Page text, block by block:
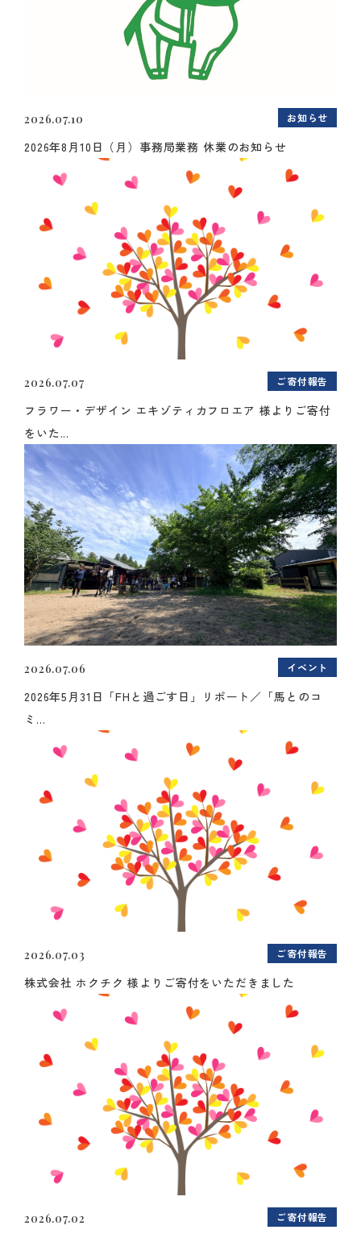
2026.07.10 お知らせ
2026年8月10日（月）事務局業務 休業のお知らせ
2026.07.07 ご寄付報告
フラワー・デザイン エキゾティカフロエア 様よりご寄付
をいた...
2026.07.06 イベント
2026年5月31日「FHと過ごす日」リポート／「馬とのコ
ミ...
2026.07.03 ご寄付報告
株式会社 ホクチク 様よりご寄付をいただきました
2026.07.02 ご寄付報告